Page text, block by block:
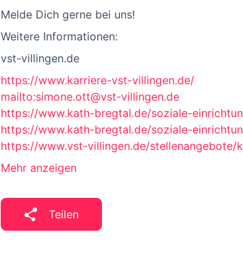
Melde Dich gerne bei uns!
Weitere Informationen:
vst-villingen.de
https://www.karriere-vst-villingen.de/
mailto:simone.ott@vst-villingen.de
https://www.kath-bregtal.de/soziale-
https://www.kath-bregtal.de/soziale-
https://www.vst-villingen.de/stellenangebote/
Mehr anzeigen
Teilen